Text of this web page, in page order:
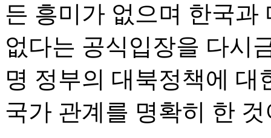
든 흥미가 없으며 한국과
없다는 공식입장을 다시
명 정부의 대북정책에 대
국가 관계를 명확히 한